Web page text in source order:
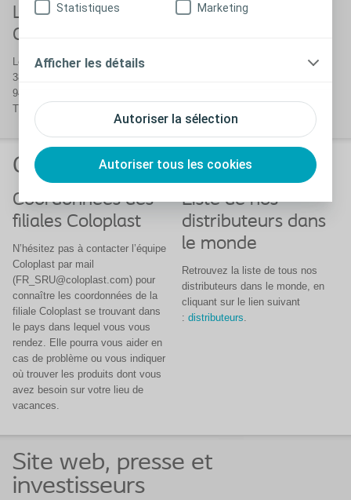
Autoriser la sélection
Autoriser tous les cookies
Statistiques Marketing
Afficher les détails
Laboratoires
Coloplast
Le Move
38 rue Roger Salengro
94120 Fontenay-sous-Bois
Tél : 01 56 63 17 00
Coloplast dans le monde
Coordonnées des
filiales Coloplast
N’hésitez pas à contacter l’équipe
Coloplast par mail
(FR_SRU@coloplast.com) pour
connaître les coordonnées de la
filiale Coloplast se trouvant dans
le pays dans lequel vous vous
rendez. Elle pourra vous aider en
cas de problème ou vous indiquer
où trouver les produits dont vous
avez besoin sur votre lieu de
vacances.
Liste de nos
distributeurs dans
le monde
Retrouvez la liste de tous nos
distributeurs dans le monde, en
cliquant sur le lien suivant
: distributeurs
Site web, presse et
investisseurs